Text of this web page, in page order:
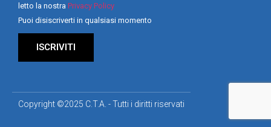
letto la nostra Privacy Policy
Puoi disiscriverti in qualsiasi momento
ISCRIVITI
Copyright ©2025 C.T.A. - Tutti i diritti riservati